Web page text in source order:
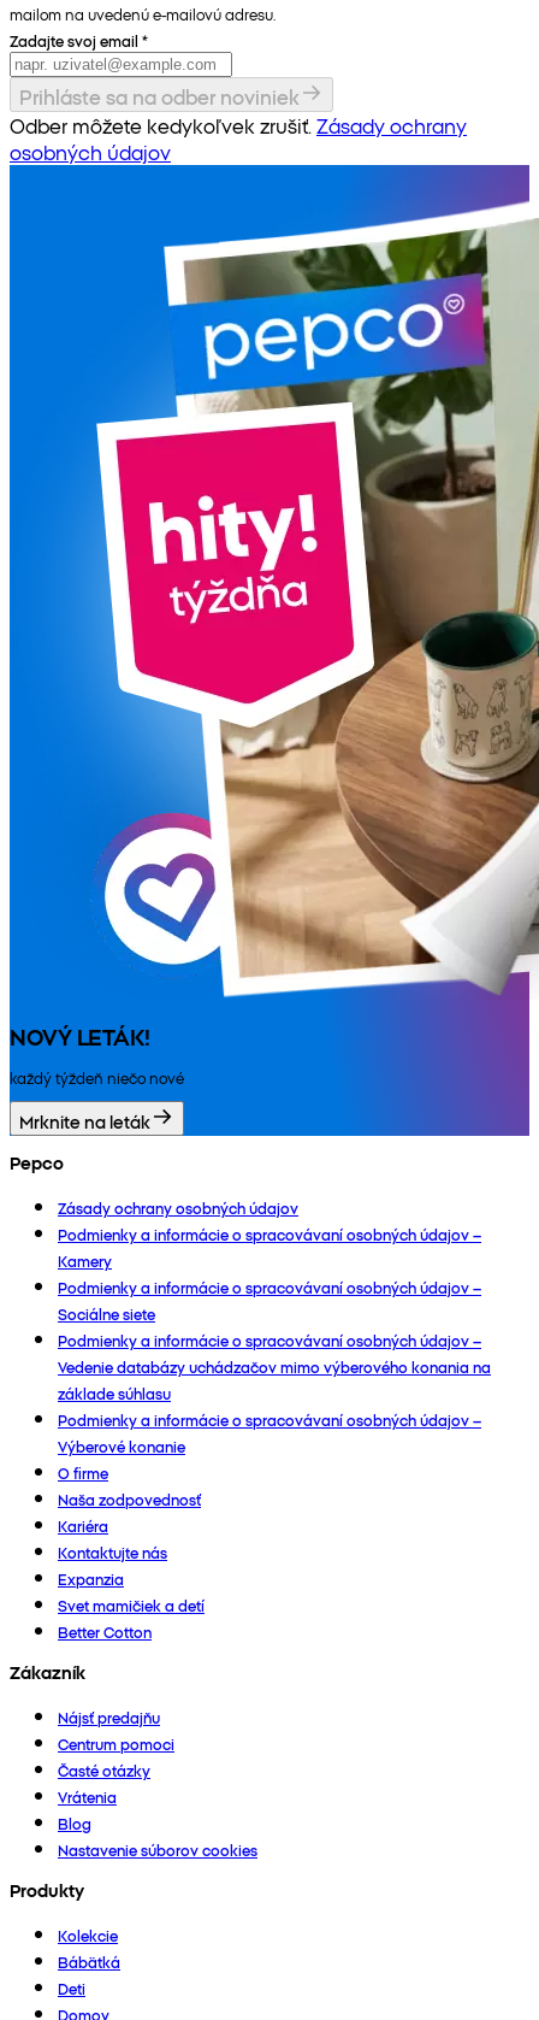
mailom na uvedenú e-mailovú adresu.
Zadajte svoj email *
Prihláste sa na odber noviniek
Odber môžete kedykoľvek zrušiť. Zásady ochrany
osobných údajov
NOVÝ LETÁK!
každý týždeň niečo nové
Mrknite na leták
Pepco
Zásady ochrany osobných údajov
Podmienky a informácie o spracovávaní osobných údajov –
Kamery
Podmienky a informácie o spracovávaní osobných údajov –
Sociálne siete
Podmienky a informácie o spracovávaní osobných údajov –
Vedenie databázy uchádzačov mimo výberového konania na
základe súhlasu
Podmienky a informácie o spracovávaní osobných údajov –
Výberové konanie
O firme
Naša zodpovednosť
Kariéra
Kontaktujte nás
Expanzia
Svet mamičiek a detí
Better Cotton
Zákazník
Nájsť predajňu
Centrum pomoci
Časté otázky
Vrátenia
Blog
Nastavenie súborov cookies
Produkty
Kolekcie
Bábätká
Deti
Domov